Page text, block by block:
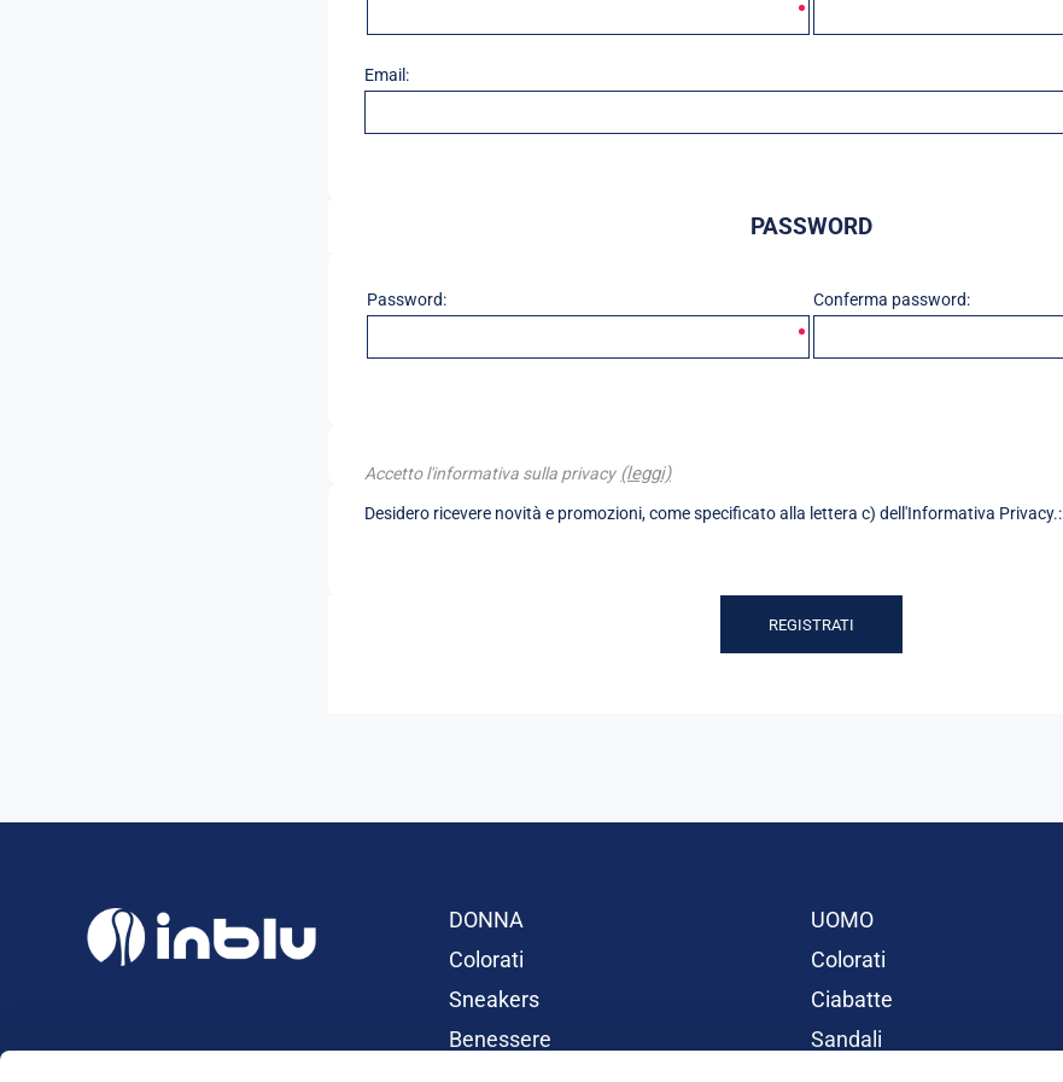
Email:
Desidero ricevere novità e promozioni, come specificato alla lettera c) dell'Informativa Privacy.:
PASSWORD
Password: Conferma password:
Accetto l'informativa sulla privacy (leggi)
REGISTRATI
DONNA
Colorati
Sneakers
Benessere
UOMO
Colorati
Ciabatte
Sandali